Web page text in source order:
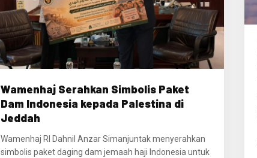
Wamenhaj Serahkan Simbolis Paket
Dam Indonesia kepada Palestina di
Jeddah
Wamenhaj RI Dahnil Anzar Simanjuntak menyerahkan
simbolis paket daging dam jemaah haji Indonesia untuk